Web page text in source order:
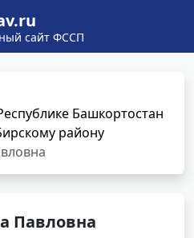
сайт ФССП
Башкортостан
району
Павловна